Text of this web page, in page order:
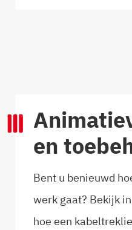
en
Bent u benieuwd
werk gaat? Bekijk
hoe een